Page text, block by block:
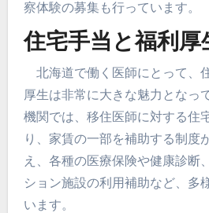
察体験の募集も行っています。
住宅手当と福利厚
北海道で働く医師にとって、
厚生は非常に大きな魅力となっ
機関では、移住医師に対する住
り、家賃の一部を補助する制度
え、各種の医療保険や健康診断
ション施設の利用補助など、多
います。